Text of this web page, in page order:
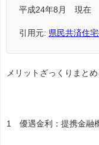
平成24年8月 現在
引用元: 県民共済住
メリットざっくりまとめ
1 優遇金利：提携金融